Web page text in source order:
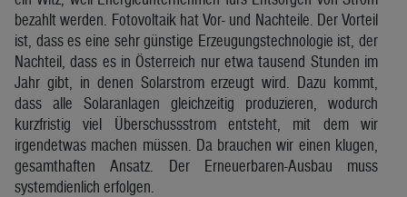
bezahlt werden. Fotovoltaik hat Vor- und Nachteile. Der Vorteil
ist, dass es eine sehr günstige Erzeugungstechnologie ist, der
Nachteil, dass es in Österreich nur etwa tausend Stunden im
Jahr gibt, in denen Solarstrom erzeugt wird. Dazu kommt,
dass alle Solaranlagen gleichzeitig produzieren, wodurch
kurzfristig viel Überschussstrom entsteht, mit dem wir
irgendetwas machen müssen. Da brauchen wir einen klugen,
gesamthaften Ansatz. Der Erneuerbaren-Ausbau muss
systemdienlich erfolgen.